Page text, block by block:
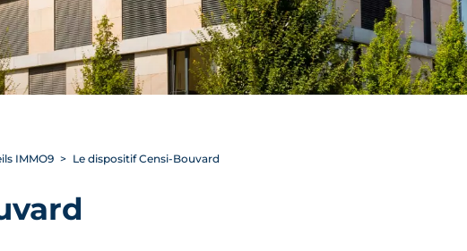
IMMO9 Le dispositif Censi-Bouvard